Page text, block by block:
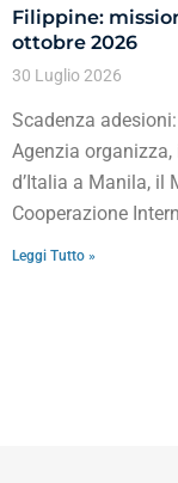
Filippine:
ottobre 2026
30 Luglio 2026
Scadenza
Agenzia
d’Italia a Manila, il
Cooperazione
Leggi Tutto »